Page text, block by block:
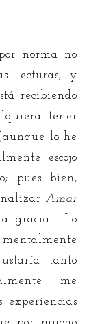
norma no
lecturas, y
recibiendo
tener
lo he
escojo
pues bien,
Amar
gracia... Lo
tanto
me
experiencias